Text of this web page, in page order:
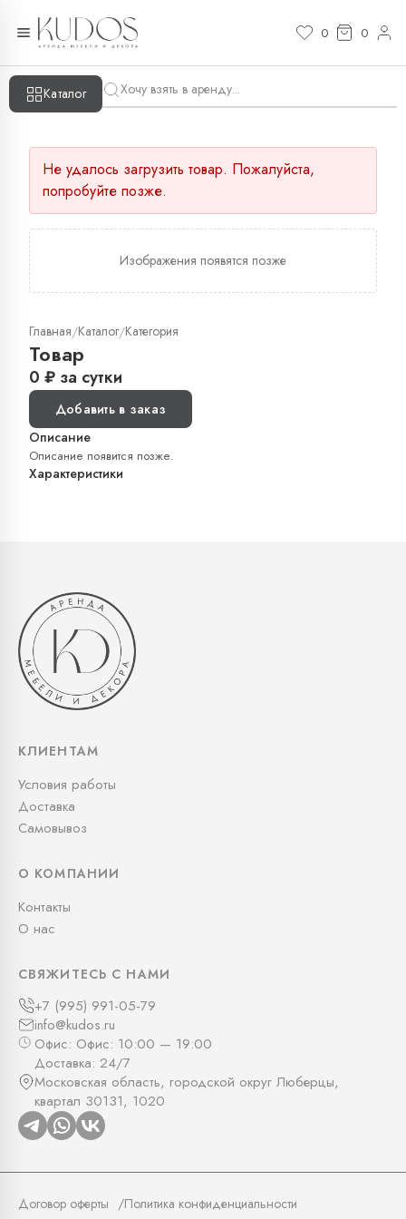
0 0
Каталог
Не удалось загрузить товар. Пожалуйста,
попробуйте позже.
Изображения появятся позже
Главная/Каталог/Категория
Товар
0 ₽ за сутки
Добавить в заказ
Описание
Описание появится позже.
Характеристики
КЛИЕНТАМ
Условия работы
Доставка
Самовывоз
О КОМПАНИИ
Контакты
О нас
СВЯЖИТЕСЬ С НАМИ
+7 (995) 991-05-79
info@kudos.ru
Офис: Офис: 10:00 — 19:00
Доставка: 24/7
Московская область, городской округ Люберцы,
квартал 30131, 1020
Договор оферты Политика конфиденциальности